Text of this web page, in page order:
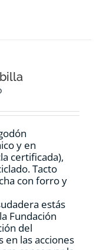
y en
certificada),
Tacto
con forro y
estás
Fundación
del
en las acciones